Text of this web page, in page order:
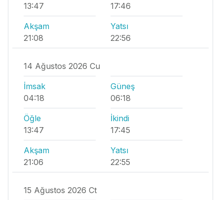
13:47
17:46
Akşam
21:08
Yatsı
22:56
14 Ağustos 2026 Cu
İmsak
04:18
Güneş
06:18
Öğle
13:47
İkindi
17:45
Akşam
21:06
Yatsı
22:55
15 Ağustos 2026 Ct